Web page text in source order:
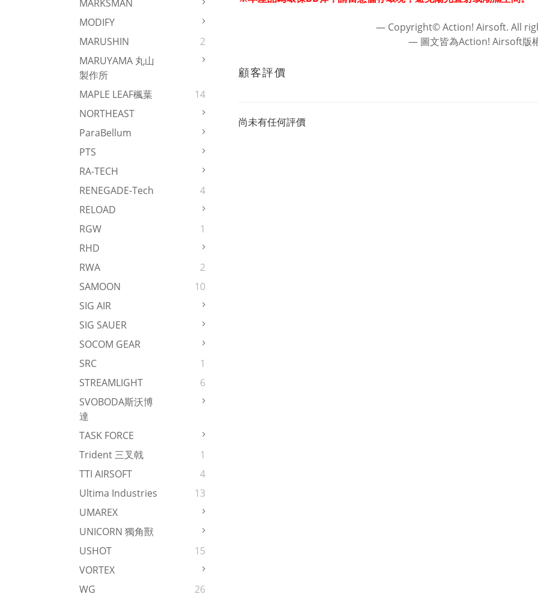
MARKSMAN
MODIFY
MARUSHIN
2
MARUYAMA 丸山
製作所
MAPLE LEAF楓葉
14
NORTHEAST
ParaBellum
PTS
RA-TECH
RENEGADE-Tech
4
RELOAD
RGW
1
RHD
RWA
2
SAMOON
10
SIG AIR
SIG SAUER
SOCOM GEAR
SRC
1
STREAMLIGHT
6
SVOBODA斯沃博
達
TASK FORCE
Trident 三叉戟
1
TTI AIRSOFT
4
Ultima Industries
13
UMAREX
UNICORN 獨角獸
USHOT
15
VORTEX
WG
26
― Copyright© Action! Airsoft. All
― 圖文皆為Action! Airsoft版
顧客評價
尚未有任何評價